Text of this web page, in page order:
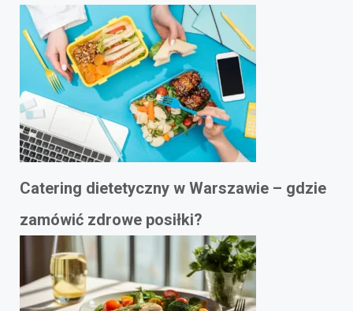
Catering dietetyczny w Warszawie – gdzie
zamówić zdrowe posiłki?